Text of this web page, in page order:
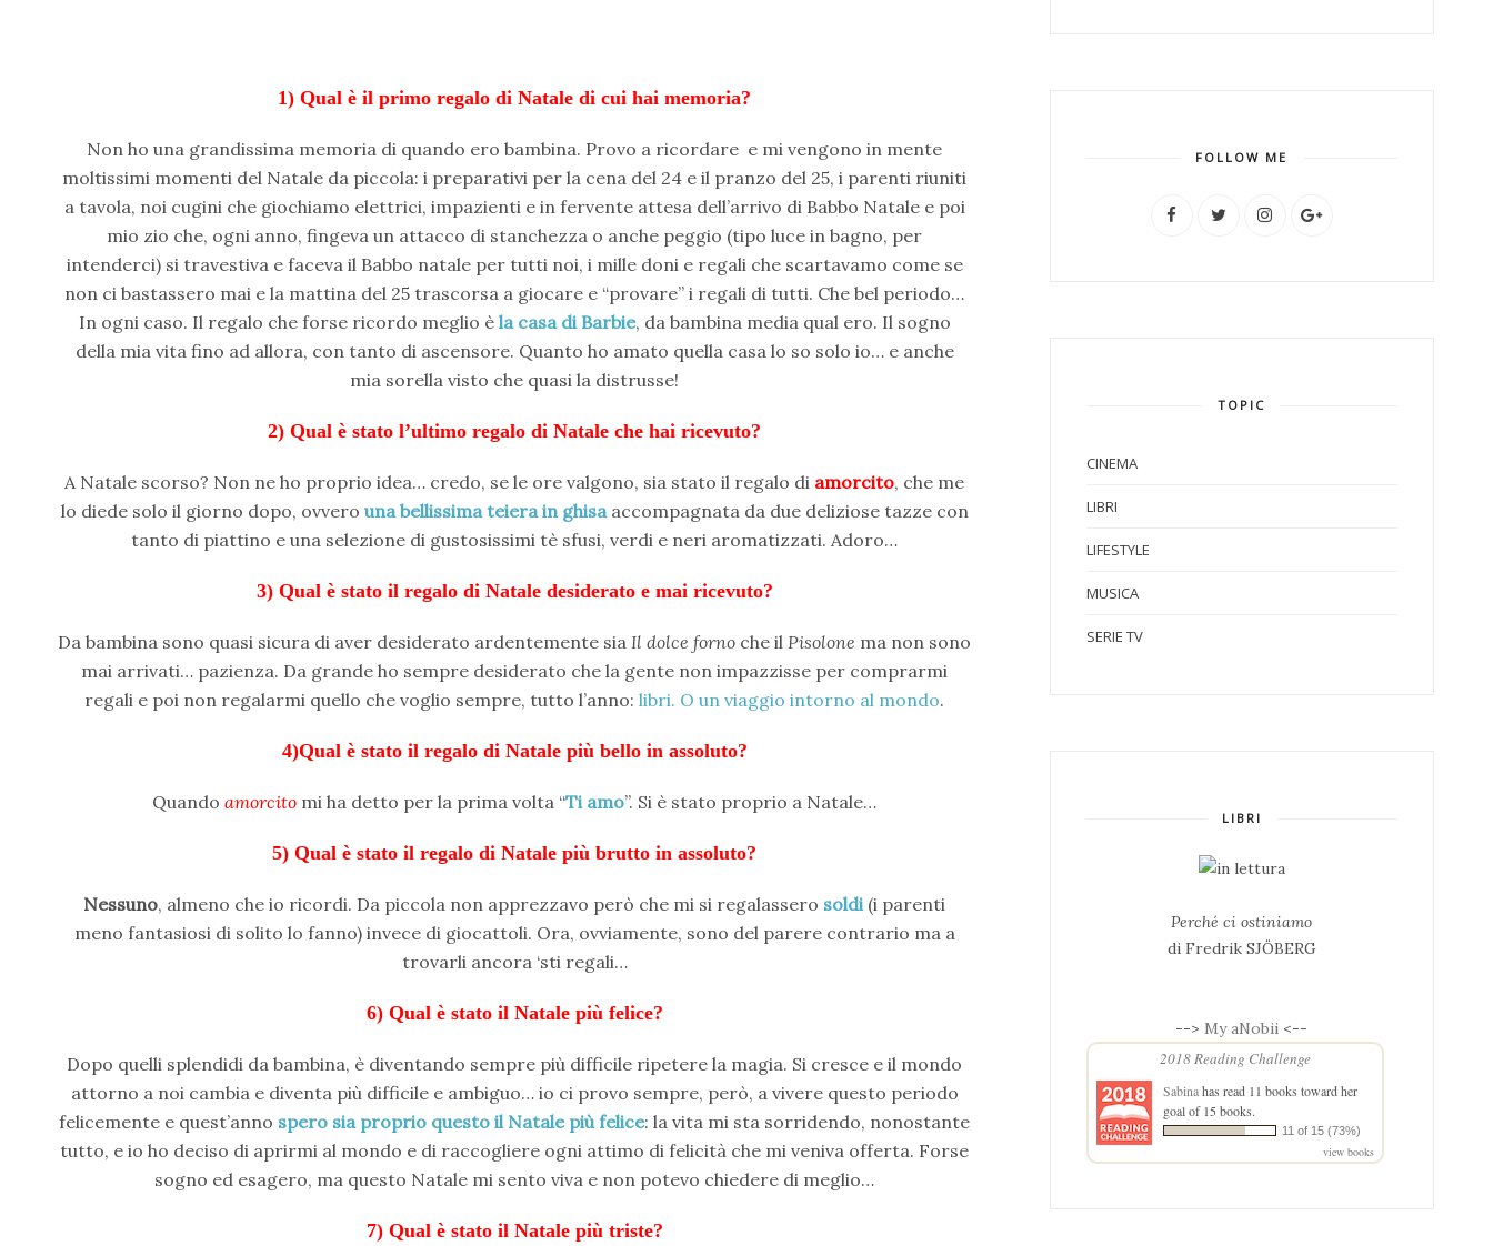
1) Qual è il primo regalo di Natale di cui hai memoria?
Non ho una grandissima memoria di quando ero bambina. Provo a ricordare e mi vengono in mente
moltissimi momenti del Natale da piccola: i preparativi per la cena del 24 e il pranzo del 25, i parenti riuniti
a tavola, noi cugini che giochiamo elettrici, impazienti e in fervente attesa dell’arrivo di Babbo Natale e poi
mio zio che, ogni anno, fingeva un attacco di stanchezza o anche peggio (tipo luce in bagno, per
intenderci) si travestiva e faceva il Babbo natale per tutti noi, i mille doni e regali che scartavamo come se
non ci bastassero mai e la mattina del 25 trascorsa a giocare e “provare” i regali di tutti. Che bel periodo…
In ogni caso. Il regalo che forse ricordo meglio è la casa di Barbie, da bambina media qual ero. Il sogno
della mia vita fino ad allora, con tanto di ascensore. Quanto ho amato quella casa lo so solo io… e anche
mia sorella visto che quasi la distrusse!
2) Qual è stato l’ultimo regalo di Natale che hai ricevuto?
A Natale scorso? Non ne ho proprio idea… credo, se le ore valgono, sia stato il regalo di amorcito, che me
lo diede solo il giorno dopo, ovvero una bellissima teiera in ghisaaccompagnata da due deliziose tazze con
tanto di piattino e una selezione di gustosissimi tè sfusi, verdi e neri aromatizzati. Adoro…
3) Qual è stato il regalo di Natale desiderato e mai ricevuto?
Da bambina sono quasi sicura di aver desiderato ardentemente sia Il dolce forno che ilPisolone ma non sono
mai arrivati… pazienza. Da grande ho sempre desiderato che la gente non impazzisse per comprarmi
regali e poi non regalarmi quello che voglio sempre, tutto l’anno:libri. O un viaggio intorno al mondo.
4)Qual è stato il regalo di Natale più bello in assoluto?
Quandoamorcito mi ha detto per la prima volta “Ti amo”. Si è stato proprio a Natale…
5) Qual è stato il regalo di Natale più brutto in assoluto?
Nessuno, almeno che io ricordi. Da piccola non apprezzavo però che mi si regalassero soldi (i parenti
meno fantasiosi di solito lo fanno) invece di giocattoli. Ora, ovviamente, sono del parere contrario ma a
trovarli ancora ‘sti regali…
6) Qual è stato il Natale più felice?
Dopo quelli splendidi da bambina, è diventando sempre più difficile ripetere la magia. Si cresce e il mondo
attorno a noi cambia e diventa più difficile e ambiguo… io ci provo sempre, però, a vivere questo periodo
felicemente e quest’anno spero sia proprio questo il Natale più felice: la vita mi sta sorridendo, nonostante
tutto, e io ho deciso di aprirmi al mondo e di raccogliere ogni attimo di felicità che mi veniva offerta. Forse
sogno ed esagero, ma questo Natale mi sento viva e non potevo chiedere di meglio…
7) Qual è stato il Natale più triste?
FOLLOW ME
TOPIC
CINEMA
LIBRI
LIFESTYLE
MUSICA
SERIE TV
LIBRI
Perché ci ostiniamo
di Fredrik SJÖBERG
-->My aNobii <--
2018 Reading Challenge
Sabinahas read 11 books toward her
goal of 15 books.
11 of 15 (73%)
view books